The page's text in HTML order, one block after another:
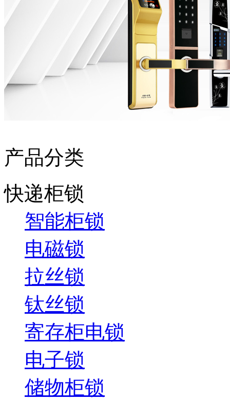
产品分类
快递柜锁
智能柜锁
电磁锁
拉丝锁
钛丝锁
寄存柜电锁
电子锁
储物柜锁